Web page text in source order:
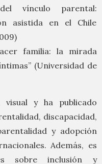
vínculo parental:
asistida en el Chile
familia: la mirada
(Universidad de
visual y ha publicado
discapacidad,
y adopción
Además, es
sobre inclusión y